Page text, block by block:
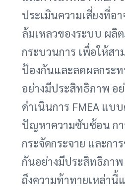
ประเมินความเสี่ยงที่อ
ล้มเหลวของระบบ ผลิ
กระบวนการ เพื่อให้สา
ป้องกันและลดผลกระ
อย่างมีประสิทธิภาพ อย่
ดำเนินการ FMEA แบ
ปัญหาความซับซ้อน ก
กระจัดกระจาย และกา
กันอย่างมีประสิทธิภาพ
ถึงความท้าทายเหล่านี้